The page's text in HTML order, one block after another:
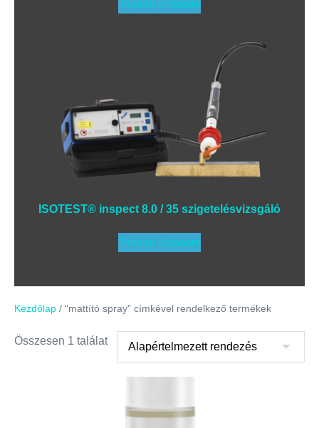
Tovább olvasom
ISOTEST® inspect 8.0 / 35 szigetelésvizsgáló
Tovább olvasom
Kezdőlap / “mattító spray” címkével rendelkező termékek
Összesen 1 találat